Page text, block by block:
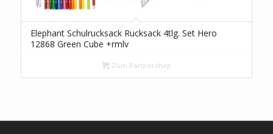
Elephant Schulrucksack Rucksack 4tlg. Set Hero
12868 Green Cube +rmlv
Zum Partnershop